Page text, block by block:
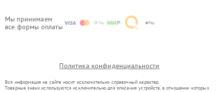
Мы принимаем
все формы оплаты
Политика конфиденциальности
Вся информация на сайте носит исключительно справочный характер.
Товарные знаки используются исключительно для описания устройств, в отношении которых